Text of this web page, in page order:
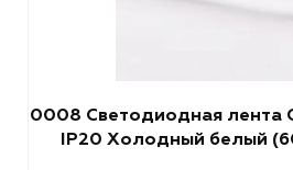
0008 Светодиодная лента
IP20 Холодный белый